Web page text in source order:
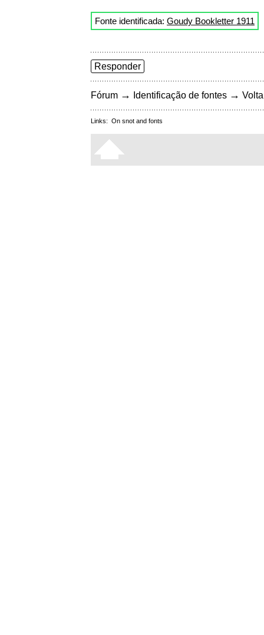
Fonte identificada: Goudy Bookletter 1911
Responder
Fórum → Identificação de fontes →
Links: On snot and fonts